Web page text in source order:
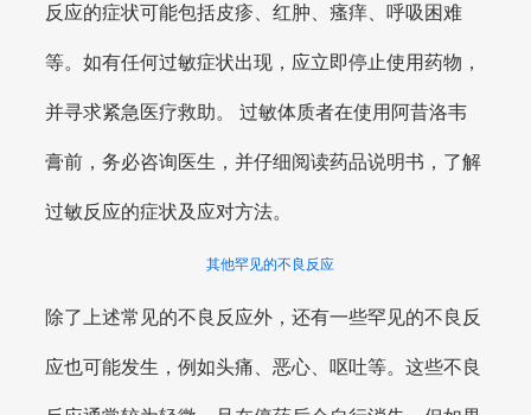
反应的症状可能包括皮疹、红肿、瘙痒、呼吸困难
等。如有任何过敏症状出现，应立即停止使用药物，
并寻求紧急医疗救助。 过敏体质者在使用阿昔洛韦
膏前，务必咨询医生，并仔细阅读药品说明书，了解
过敏反应的症状及应对方法。
其他罕见的不良反应
除了上述常见的不良反应外，还有一些罕见的不良反
应也可能发生，例如头痛、恶心、呕吐等。这些不良